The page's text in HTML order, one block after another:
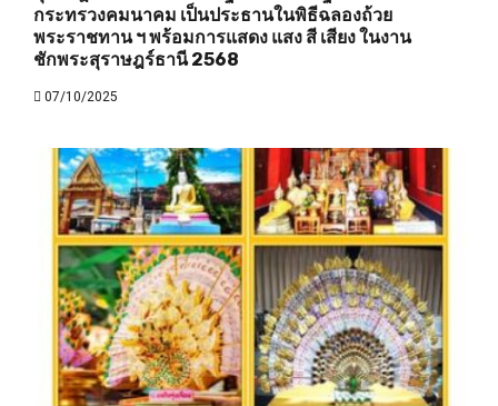
กระทรวงคมนาคม เป็นประธานในพิธีฉลองถ้วย
พระราชทาน ฯ พร้อมการแสดง แสง สี เสียง ในงาน
ชักพระสุราษฎร์ธานี 2568
07/10/2025